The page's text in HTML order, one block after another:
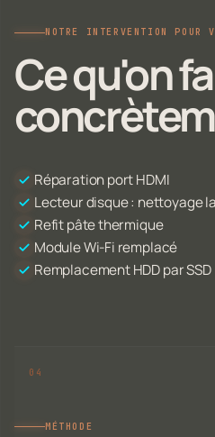
NOTRE INTERVENTION POUR
Ce qu'on
Réparation port HDMI
Lecteur disque : nettoyage
Refit pâte thermique
Module Wi-Fi remplacé
Remplacement HDD par SSD
MÉTHODE